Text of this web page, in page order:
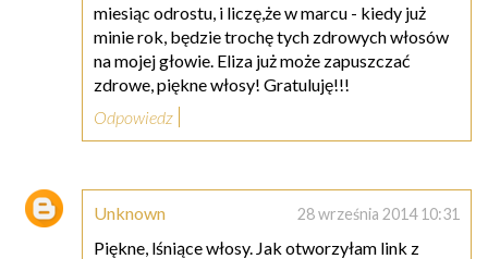
miesiąc odrostu, i liczę,że w marcu - kiedy już
minie rok, będzie trochę tych zdrowych włosów
na mojej głowie. Eliza już może zapuszczać
zdrowe, piękne włosy! Gratuluję!!!
Odpowiedz
Unknown 28 września 2014 10:31
Piękne, lśniące włosy. Jak otworzyłam link z